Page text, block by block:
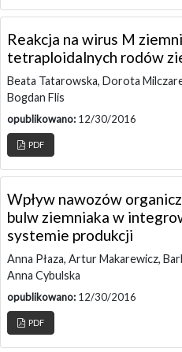
Reakcja na wirus M
tetraploidalnych rodów
Beata Tatarowska, Dorota
Bogdan Flis
opublikowano: 12/30/2016
PDF
Wpływ nawozów
bulw ziemniaka w
systemie produkcji
Anna Płaza, Artur Makarewicz,
Anna Cybulska
opublikowano: 12/30/2016
PDF